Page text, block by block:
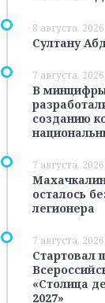
8 августа,
Султану
7 августа,
В
созданию
7 августа,
осталось
легионера
7 августа,
Стартовал
«Столица
2027»